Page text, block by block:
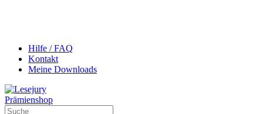
Hilfe / FAQ
Kontakt
Meine Downloads
Prämienshop